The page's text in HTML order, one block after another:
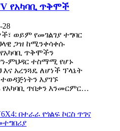
የአካባቢ ጥቅሞች
28
ወይም የመገልገያ ተግባር
ጋዝ ከሚንቀሳቀሱ
ጥቅሞችን
ምህዳር ተስማሚ የሆኑ
አረንጓዴ ለሆነች ፕላኔት
እያገኙ
የአካባቢ ጥበቃን እንመርምር…